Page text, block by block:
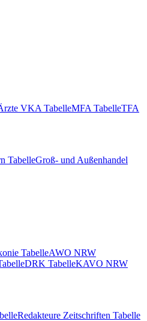
VKA TabelleMFA TabelleTFA
TabelleGroß- und Außenhandel
TabelleAWO NRW
DRK TabelleKAVO NRW
Redakteure Zeitschriften Tabelle